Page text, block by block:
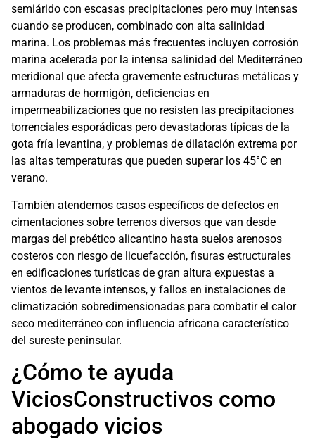
semiárido con escasas precipitaciones pero muy intensas
cuando se producen, combinado con alta salinidad
marina. Los problemas más frecuentes incluyen corrosión
marina acelerada por la intensa salinidad del Mediterráneo
meridional que afecta gravemente estructuras metálicas y
armaduras de hormigón, deficiencias en
impermeabilizaciones que no resisten las precipitaciones
torrenciales esporádicas pero devastadoras típicas de la
gota fría levantina, y problemas de dilatación extrema por
las altas temperaturas que pueden superar los 45°C en
verano.
También atendemos casos específicos de defectos en
cimentaciones sobre terrenos diversos que van desde
margas del prebético alicantino hasta suelos arenosos
costeros con riesgo de licuefacción, fisuras estructurales
en edificaciones turísticas de gran altura expuestas a
vientos de levante intensos, y fallos en instalaciones de
climatización sobredimensionadas para combatir el calor
seco mediterráneo con influencia africana característico
del sureste peninsular.
¿Cómo te ayuda
ViciosConstructivos como
abogado vicios